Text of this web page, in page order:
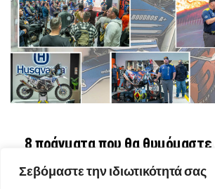
Σεβόμαστε την ιδιωτικότητά σας
8 πράγματα που θα θυμόμαστε
“Dakar βραδιά” με τον Βασίλη